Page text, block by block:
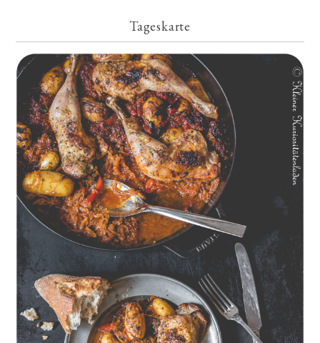
Tageskarte
Geschmorte Hähnchenschenkel auf Paprikakraut und kleinen
Kartoffeln